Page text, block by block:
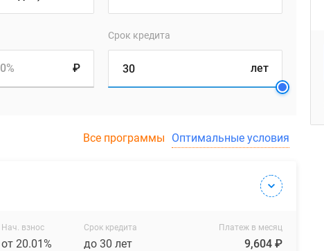
₽
Срок кредита
лет
Все программы Оптимальные условия
Нач. взнос
от 20.01%
Срок кредита
до 30 лет
Платеж в месяц
9,604 ₽